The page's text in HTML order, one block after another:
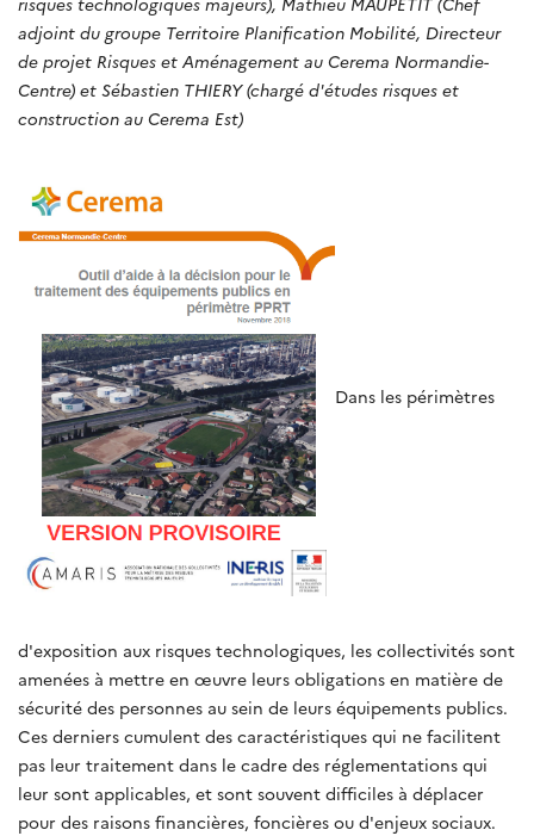
adjoint du groupe Territoire Planification Mobilité, Directeur
de projet Risques et Aménagement au Cerema Normandie-
Centre) et Sébastien THIERY (chargé d'études risques et
construction au Cerema Est)
Dans les périmètres
d'exposition aux risques technologiques, les collectivités sont
amenées à mettre en œuvre leurs obligations en matière de
sécurité des personnes au sein de leurs équipements publics.
Ces derniers cumulent des caractéristiques qui ne facilitent
pas leur traitement dans le cadre des réglementations qui
leur sont applicables, et sont souvent difficiles à déplacer
pour des raisons financières, foncières ou d'enjeux sociaux.